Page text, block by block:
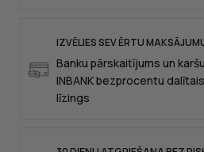
IZVĒLIES SEV ĒRTU
Banku pārskaitījums un
INBANK bezprocentu
līzings